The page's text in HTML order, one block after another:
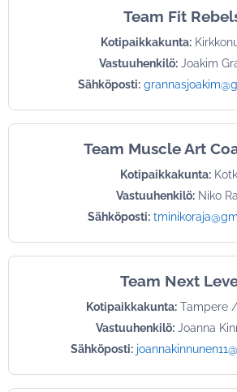
Team Fit
Kotipaikkakunta:
Vastuuhenkilö:Joakim
Sähköposti:
Team Muscle Art
Kotipaikkakunta:
Vastuuhenkilö: Niko
Sähköposti:
Team Next
Kotipaikkakunta:Tampere /
Vastuuhenkilö: Joanna
Sähköposti: